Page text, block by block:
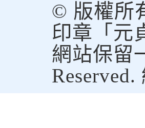
© 版權所
印章「元
網站保留